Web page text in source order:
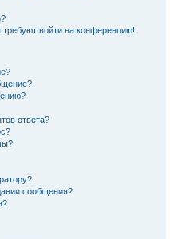
войти на конференцию!
ответа?
сообщения?